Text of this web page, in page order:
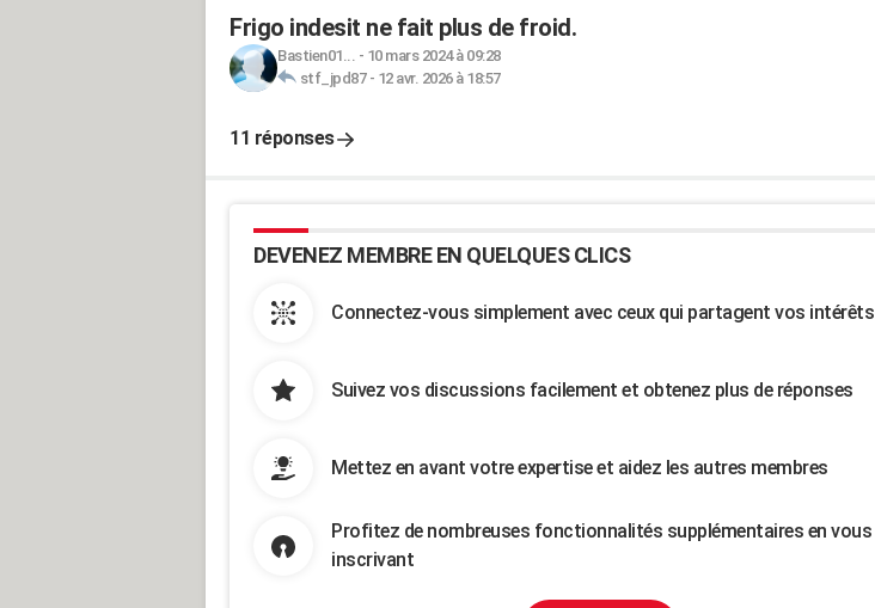
Frigo indesit ne fait plus de froid.
Bastien01... - 10 mars 2024 à 09:28
stf_jpd87- 12 avr. 2026 à 18:57
11 réponses
DEVENEZ MEMBRE EN QUELQUES CLICS
Connectez-vous simplement avec ceux qui partagent vos intérêts
Suivez vos discussions facilement et obtenez plus de réponses
Mettez en avant votre expertise et aidez les autres membres
Profitez de nombreuses fonctionnalités supplémentaires en vous
inscrivant